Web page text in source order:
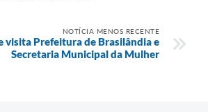
NOTÍCIA MENOS RECENTE
visita Prefeitura de Brasilândia e
Secretaria Municipal da Mulher